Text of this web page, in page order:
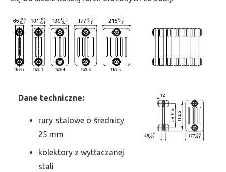
2871
Dane techniczne:
rury stalowe o średnicy
25 mm
kolektory z wytłaczanej
stali